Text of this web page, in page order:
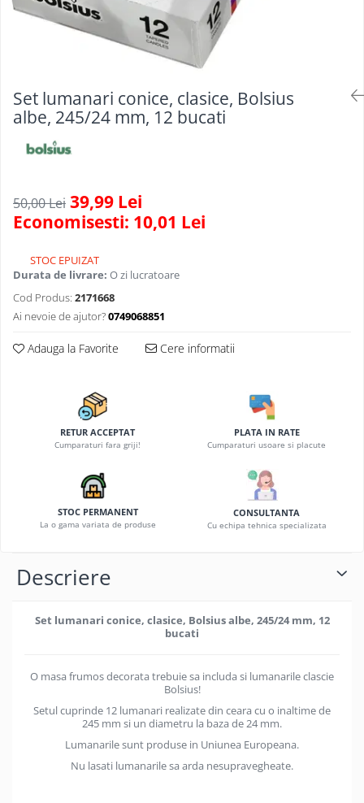
Sfoara si franghii
Suruburi, dibluri si accesorii
Mufe si conectori irigare
Panouri si elemente gard
Programatoare stropire
Sere si solarii
Termometre Meteo
Unelte gradinarit
Pentru toaleta si wc
Pentru toate suprafetele
Solutii pentru suprafetele din lemn
Solutii profesionale pentru
bucatarie
Solutii professionale pentru
Set lumanari conice, clasice, Bolsius
albe, 245/24 mm, 12 bucati
50,00 Lei 39,99 Lei
Economisesti: 10,01 Lei
STOC EPUIZAT
Durata de livrare: O zi lucratoare
Cod Produs: 2171668
Ai nevoie de ajutor?0749068851
Adauga la Favorite Cere informatii
RETUR ACCEPTAT
Cumparaturi fara griji!
PLATA IN RATE
Cumparaturi usoare si placute
STOC PERMANENT
La o gama variata de produse
CONSULTANTA
Cu echipa tehnica specializata
Descriere
Set lumanari conice, clasice, Bolsius albe, 245/24 mm, 12
bucati
O masa frumos decorata trebuie sa includa si lumanarile clascie
Bolsius!
Setul cuprinde 12 lumanari realizate din ceara cu o inaltime de
245 mm si un diametru la baza de 24 mm.
Lumanarile sunt produse in Uniunea Europeana.
Nu lasati lumanarile sa arda nesupravegheate.